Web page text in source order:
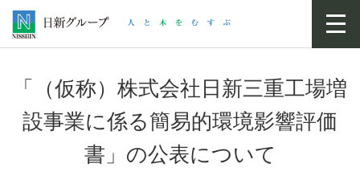
「（仮称）株式会社日新三重工場増
設事業に係る簡易的環境影響評価
書」の公表について